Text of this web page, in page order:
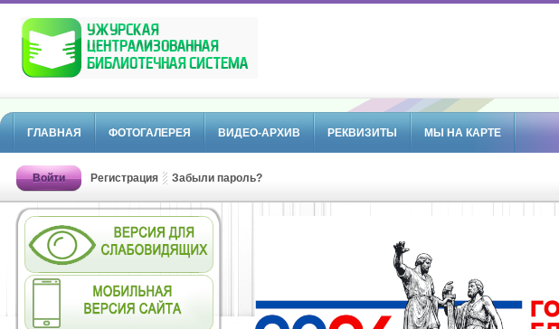
ГЛАВНАЯ ФОТОГАЛЕРЕЯ ВИДЕО-АРХИВ РЕКВИЗИТЫ МЫ НА КАРТЕ
Войти Регистрация Забыли пароль?